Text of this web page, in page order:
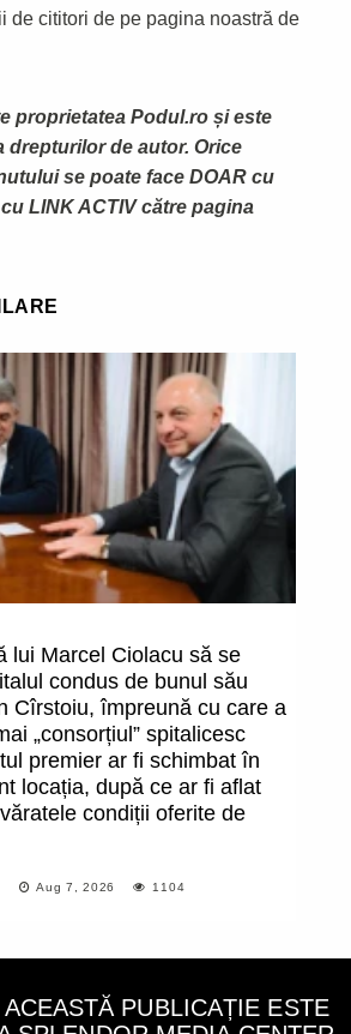
de cititori de pe pagina noastră de
proprietatea Podul.ro și este
drepturilor de autor. Orice
se poate face DOAR cu
LINK ACTIV către pagina
lui Marcel Ciolacu să se
condus de bunul său
Cîrstoiu, împreună cu care a
„consorțiul” spitalicesc
premier ar fi schimbat în
locația, după ce ar fi aflat
condiții oferite de
Aug 7, 2026 1104
PUBLICAȚIE ESTE